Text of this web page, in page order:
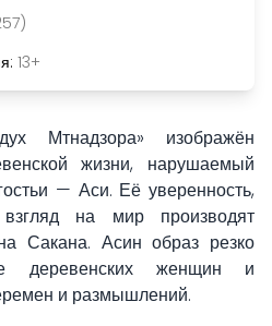
13+
Мтнадзора» изображён
жизни, нарушаемый
— Аси. Её уверенность,
на мир производят
Сакана. Асин образ резко
деревенских женщин и
и размышлений.